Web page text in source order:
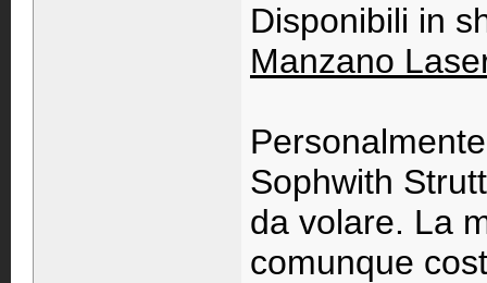
Disponibili in
Manzano
Sophwith
da volare. La
comunque